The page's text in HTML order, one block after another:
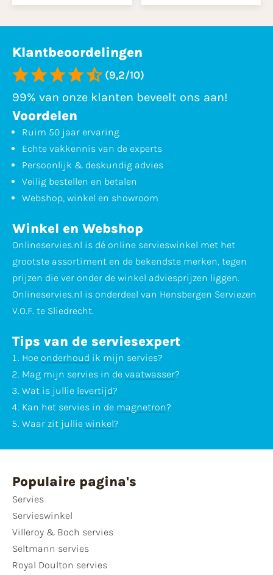
Klantbeoordelingen
(9,2/10)
99% van onze klanten beveelt ons aan!
Voordelen
Ruim 50 jaar ervaring
Echte vakkennis van de experts
Persoonlijk & deskundig advies
Veilig bestellen en betalen
Webshop, winkel en showroom
Winkel en Webshop
Onlineservies.nl is dé online servieswinkel met het
grootste assortiment en de bekendste merken, tegen
prijzen die ver onder de winkel adviesprijzen liggen.
Onlineservies.nl is onderdeel van Hensbergen Serviezen
V.O.F. te Sliedrecht.
Tips van de serviesexpert
Hoe onderhoud ik mijn servies?
Mag mijn servies in de vaatwasser?
Wat is jullie levertijd?
Kan het servies in de magnetron?
Waar zit jullie winkel?
Populaire pagina's
Servies
Servieswinkel
Villeroy & Boch servies
Seltmann servies
Royal Doulton servies